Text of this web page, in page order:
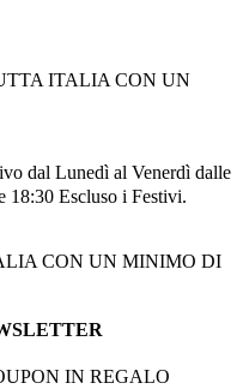
ITALIA CON UN
dal Lunedì al Venerdì dalle
18:30 Escluso i Festivi.
CON UN MINIMO DI
IN REGALO